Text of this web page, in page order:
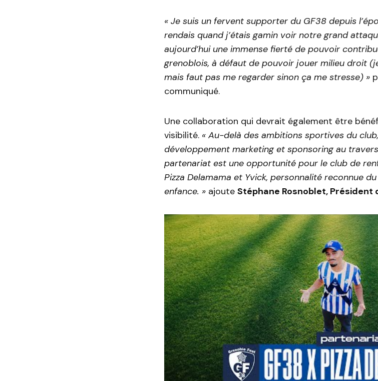
« Je suis un fervent supporter du GF38 depuis
rendais quand j’étais gamin voir notre grand
aujourd’hui une immense fierté de pouvoir
grenoblois, à défaut de pouvoir jouer milieu droit
mais faut pas me regarder sinon ça me stresse) »
communiqué.
Une collaboration qui devrait également être
visibilité. « Au-delà des ambitions sportives du
développement marketing et sponsoring au
partenariat est une opportunité pour le club de
Pizza Delamama et Yvick, personnalité reconnue
enfance. » ajoute Stéphane Rosnoblet, Président